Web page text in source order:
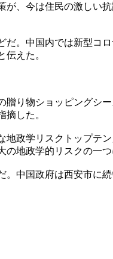
、今は住民の激しい
。中国内では新型コ
えた。
り物ショッピングシ
した。
政学リスクトップテ
地政学的リスクの一
中国政府は西安市に